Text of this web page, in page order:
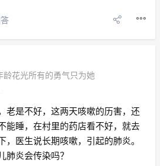
龄花光所有的勇气只为她
老是不好，这两天咳嗽的历害，还
能睡，在村里的药店看不好，就去
，医生说长期咳嗽，引起的肺炎。
肺炎会传染吗？